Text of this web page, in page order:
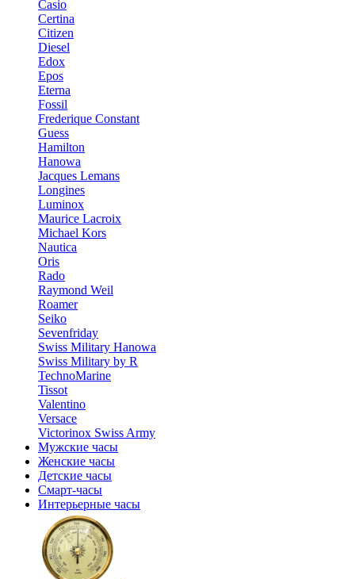
Casio
Certina
Citizen
Diesel
Edox
Epos
Eterna
Fossil
Frederique Constant
Guess
Hamilton
Hanowa
Jacques Lemans
Longines
Luminox
Maurice Lacroix
Michael Kors
Nautica
Oris
Rado
Raymond Weil
Roamer
Seiko
Sevenfriday
Swiss Military Hanowa
Swiss Military by R
TechnoMarine
Tissot
Valentino
Versace
Victorinox Swiss Army
Мужские часы
Женские часы
Детские часы
Смарт-часы
Интерьерные часы